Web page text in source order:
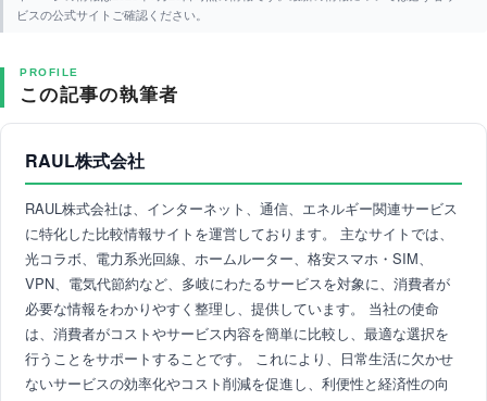
ビスの公式サイトご確認ください。
PROFILE
この記事の執筆者
RAUL株式会社
RAUL株式会社は、インターネット、通信、エネルギー関連サービス
に特化した比較情報サイトを運営しております。 主なサイトでは、
光コラボ、電力系光回線、ホームルーター、格安スマホ・SIM、
VPN、電気代節約など、多岐にわたるサービスを対象に、消費者が
必要な情報をわかりやすく整理し、提供しています。 当社の使命
は、消費者がコストやサービス内容を簡単に比較し、最適な選択を
行うことをサポートすることです。 これにより、日常生活に欠かせ
ないサービスの効率化やコスト削減を促進し、利便性と経済性の向